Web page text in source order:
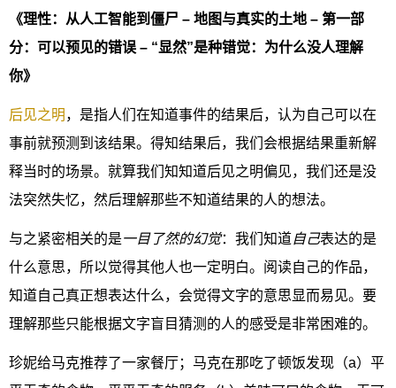
《理性：从人工智能到僵尸 – 地图与真实的土地 – 第一部
分：可以预见的错误 – “显然”是种错觉：为什么没人理解
你》
后见之明 ，是指人们在知道事件的结果后，认为自己可以在
事前就预测到该结果。得知结果后，我们会根据结果重新解
释当时的场景。就算我们知知道后见之明偏见，我们还是没
法突然失忆，然后理解那些不知道结果的人的想法。
与之紧密相关的是一目了然的幻觉：我们知道自己表达的是
什么意思，所以觉得其他人也一定明白。阅读自己的作品，
知道自己真正想表达什么，会觉得文字的意思显而易见。要
理解那些只能根据文字盲目猜测的人的感受是非常困难的。
珍妮给马克推荐了一家餐厅；马克在那吃了顿饭发现（a）平